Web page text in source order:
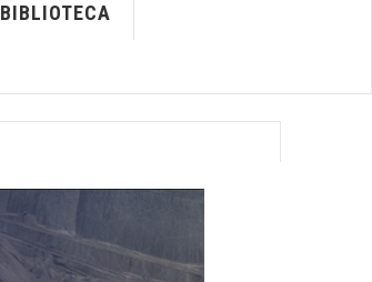
BIBLIOTECA